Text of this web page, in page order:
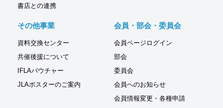
書店との連携
その他事業
資料交換センター
共催後援について
IFLAバウチャー
JLAポスターのご案内
会員・部会・委員会
会員ページログイン
部会
委員会
会員へのお知らせ
会員情報変更・各種申請